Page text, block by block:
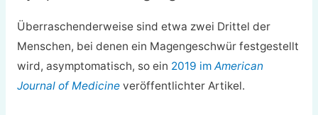
Überraschenderweise sind etwa zwei Drittel der
Menschen, bei denen ein Magengeschwür festgestellt
wird, asymptomatisch, so ein 2019 im American
Journal of Medicineveröffentlichter Artikel.